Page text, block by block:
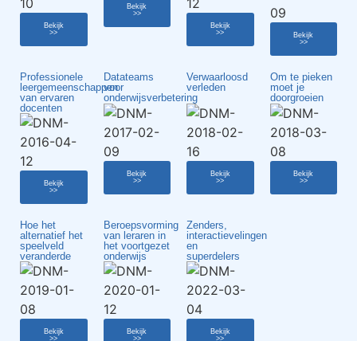
Bekijk
>>
Bekijk
>>
Bekijk
>>
Bekijk
>>
Professionele
leergemeenschappen
van ervaren
docenten
Bekijk
>>
Datateams
voor
onderwijsverbetering
Bekijk
>>
Verwaarloosd
verleden
Bekijk
>>
Om te pieken
moet je
doorgroeien
Bekijk
>>
Hoe het
alternatief het
speelveld
veranderde
Bekijk
>>
Beroepsvorming
van leraren in
het voortgezet
onderwijs
Bekijk
>>
Zenders,
interactievelingen
en
superdelers
Bekijk
>>